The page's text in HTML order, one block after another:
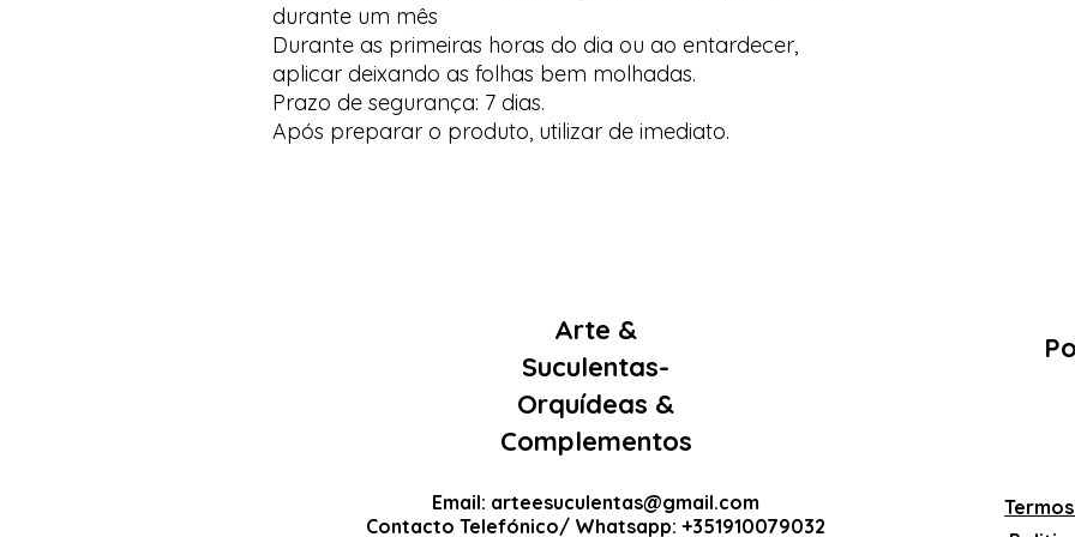
durante um mês
Durante as primeiras horas do dia ou ao entardecer,
aplicar deixando as folhas bem molhadas.
Prazo de segurança: 7 dias.
Após preparar o produto, utilizar de imediato.
Arte &
Suculentas-
Orquídeas &
Complementos
Email: arteesuculentas@gmail.com
Contacto Telefónico/ Whatsapp: +351910079032